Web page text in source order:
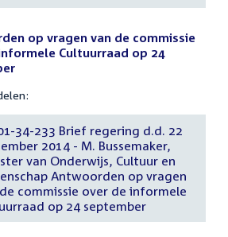
op vragen van de commissie
Cultuurraad op 24
34-233 Brief regering d.d. 22
2014 - M. Bussemaker,
van Onderwijs, Cultuur en
Antwoorden op vragen
commissie over de informele
op 24 september